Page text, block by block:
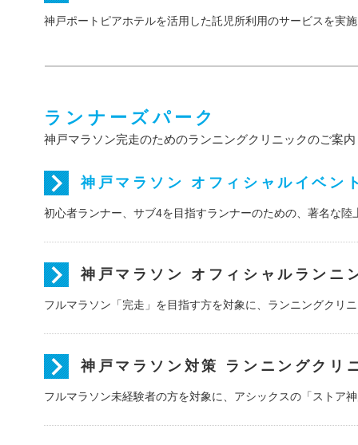
神戸ポートピアホテルを活用した託児所利用のサービスを実
ランナーズパーク
神戸マラソン完走のためのランニングクリニックのご案内
神戸マラソン オフィシャルイベ
初心者ランナー、サブ4を目指すランナーのための、著名な
神戸マラソン オフィシャルランニ
フルマラソン「完走」を目指す方を対象に、ランニングクリ
神戸マラソン対策 ランニングクリ
フルマラソン未経験者の方を対象に、アシックスの「ストア